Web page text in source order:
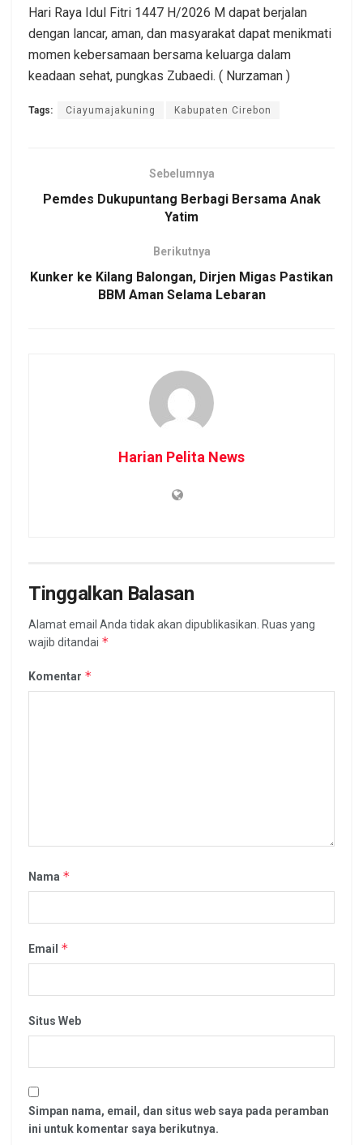
Hari Raya Idul Fitri 1447 H/2026 M dapat berjalan
dengan lancar, aman, dan masyarakat dapat menikmati
momen kebersamaan bersama keluarga dalam
keadaan sehat, pungkas Zubaedi. ( Nurzaman )
Tags: Ciayumajakuning Kabupaten Cirebon
Sebelumnya
Pemdes Dukupuntang Berbagi Bersama Anak
Yatim
Berikutnya
Kunker ke Kilang Balongan, Dirjen Migas Pastikan
BBM Aman Selama Lebaran
Harian Pelita News
Tinggalkan Balasan
Alamat email Anda tidak akan dipublikasikan. Ruas yang
wajib ditandai *
Komentar *
Nama *
Email *
Situs Web
Simpan nama, email, dan situs web saya pada peramban
ini untuk komentar saya berikutnya.